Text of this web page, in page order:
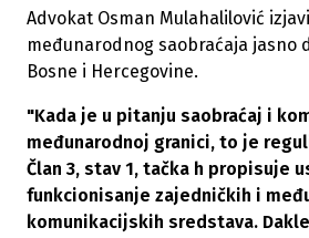
Advokat Osman Mulahalilović
međunarodnog saobraćaja jasno
Bosne i Hercegovine.
"Kada je u pitanju saobraćaj i
međunarodnoj granici, to je
Član 3, stav 1, tačka h propisuje
funkcionisanje zajedničkih i
komunikacijskih sredstava.